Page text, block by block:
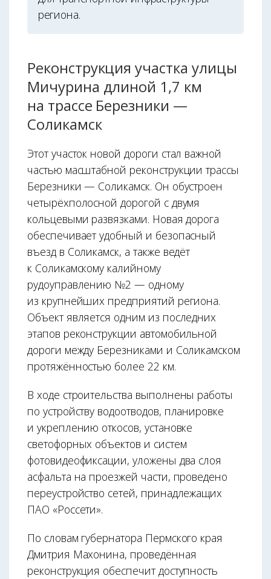
региона.
Реконструкция участка улицы
Мичурина длиной 1,7 км
на трассе Березники —
Соликамск
Этот участок новой дороги стал важной
частью масштабной реконструкции трассы
Березники — Соликамск. Он обустроен
четырёхполосной дорогой с двумя
кольцевыми развязками. Новая дорога
обеспечивает удобный и безопасный
въезд в Соликамск, а также ведёт
к Соликамскому калийному
рудоуправлению №2 — одному
из крупнейших предприятий региона.
Объект является одним из последних
этапов реконструкции автомобильной
дороги между Березниками и Соликамском
протяжённостью более 22 км.
В ходе строительства выполнены работы
по устройству водоотводов, планировке
и укреплению откосов, установке
светофорных объектов и систем
фотовидеофиксации, уложены два слоя
асфальта на проезжей части, проведено
пере­устройство сетей, принадлежащих
ПАО «Россети».
По словам губернатора Пермского края
Дмитрия Махонина, проведённая
реконструкция обеспечит доступность